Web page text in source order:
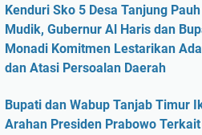
Kenduri Sko 5 Desa Tanjung Pauh
Mudik, Gubernur Al Haris dan
Monadi Komitmen Lestarikan
dan Atasi Persoalan Daerah
Bupati dan Wabup Tanjab Timur
Arahan Presiden Prabowo Terkait